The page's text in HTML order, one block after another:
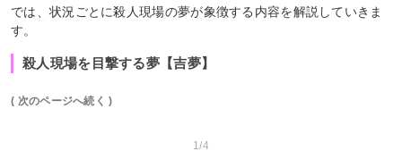
では、状況ごとに殺人現場の夢が象徴する内容を解説していきま
す。
殺人現場を目撃する夢【吉夢】
( 次のページへ続く )
1/4